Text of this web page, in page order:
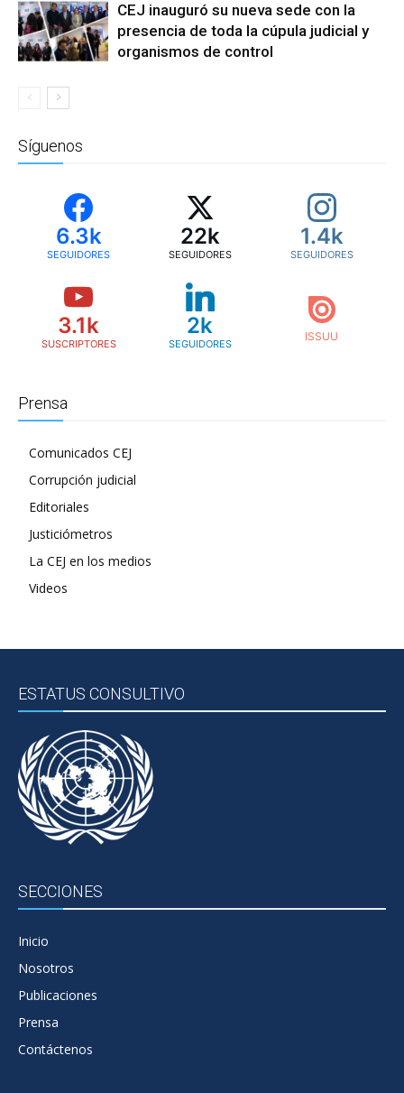
CEJ inauguró su nueva sede con la
presencia de toda la cúpula judicial y
organismos de control
Síguenos
6.3k
SEGUIDORES
22k
SEGUIDORES
1.4k
SEGUIDORES
3.1k
SUSCRIPTORES
2k
SEGUIDORES
Prensa
Comunicados CEJ
Corrupción judicial
Editoriales
Justiciómetros
La CEJ en los medios
Videos
ESTATUS CONSULTIVO
SECCIONES
Inicio
Nosotros
Publicaciones
Prensa
Contáctenos